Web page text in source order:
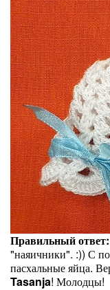
Правильный ответ:
"наяичники". :)) С
пасхальные яйца.
Tasanja! Молодцы!